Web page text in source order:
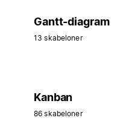
Gantt-diagram
13 skabeloner
Kanban
86 skabeloner